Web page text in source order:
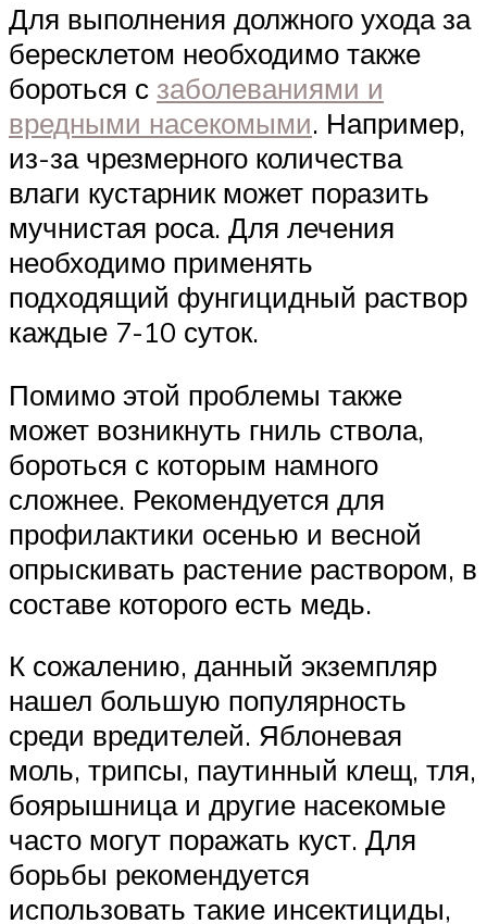
Для выполнения должного ухода за
бересклетом необходимо также
бороться с заболеваниями и
вредными насекомыми. Например,
из-за чрезмерного количества
влаги кустарник может поразить
мучнистая роса. Для лечения
необходимо применять
подходящий фунгицидный раствор
каждые 7-10 суток.
Помимо этой проблемы также
может возникнуть гниль ствола,
бороться с которым намного
сложнее. Рекомендуется для
профилактики осенью и весной
опрыскивать растение раствором, в
составе которого есть медь.
К сожалению, данный экземпляр
нашел большую популярность
среди вредителей. Яблоневая
моль, трипсы, паутинный клещ, тля,
боярышница и другие насекомые
часто могут поражать куст. Для
борьбы рекомендуется
использовать такие инсектициды,